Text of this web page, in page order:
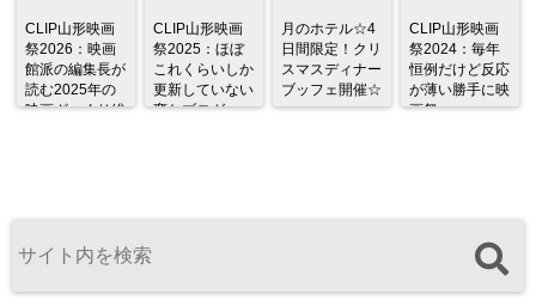
CLIP山形映画
祭2026：映画
館派の編集長が
読む2025年の
映画ざっくり総
CLIP山形映画
祭2025：ほぼ
これくらいしか
更新していない
変なブログ
月のホテル☆4
日間限定！クリ
スマスディナー
ブッフェ開催☆
CLIP山形映画
祭2024：毎年
恒例だけど反応
が薄い勝手に映
画祭